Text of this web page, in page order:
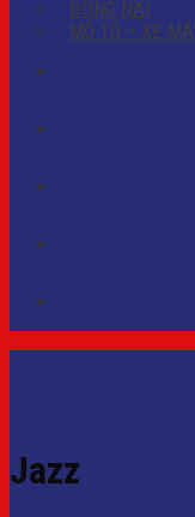
ĐỒNG NAI
MÔ TÔ – XE
Jazz